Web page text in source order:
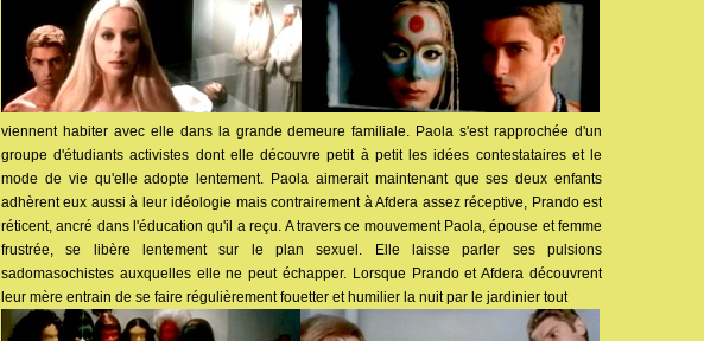
viennent habiter avec elle dans la grande demeure familiale. Paola s'est rapprochée d'un
groupe d'étudiants activistes dont elle découvre petit à petit les idées contestataires et le
mode de vie qu'elle adopte lentement. Paola aimerait maintenant que ses deux enfants
adhèrent eux aussi à leur idéologie mais contrairement à Afdera assez réceptive, Prando est
réticent, ancré dans l'éducation qu'il a reçu. A travers ce mouvement Paola, épouse et femme
frustrée, se libère lentement sur le plan sexuel. Elle laisse parler ses pulsions
sadomasochistes auxquelles elle ne peut échapper. Lorsque Prando et Afdera découvrent
leur mère entrain de se faire régulièrement fouetter et humilier la nuit par le jardinier tout